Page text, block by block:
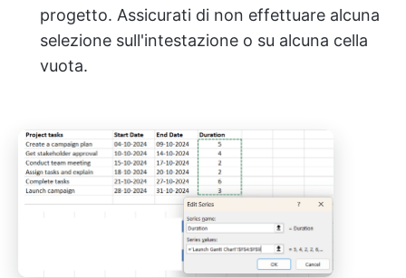
progetto. Assicurati di non effettuare alcuna
selezione sull'intestazione o su alcuna cella
vuota.